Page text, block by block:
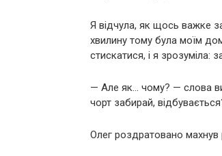
Я відчула, як щось важке
хвилину тому була моїм
стискатися, і я
— Але як… чому? — слова
чорт забирай,
Олег роздратовано